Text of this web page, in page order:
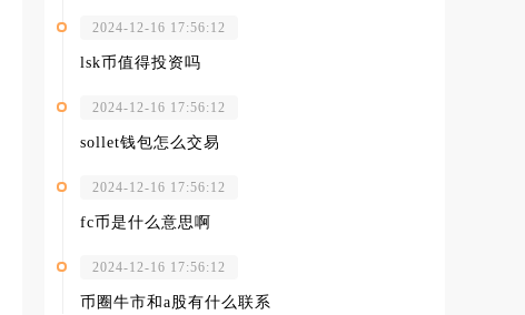
2024-12-16 17:56:12
lsk币值得投资吗
2024-12-16 17:56:12
sollet钱包怎么交易
2024-12-16 17:56:12
fc币是什么意思啊
2024-12-16 17:56:12
币圈牛市和a股有什么联系